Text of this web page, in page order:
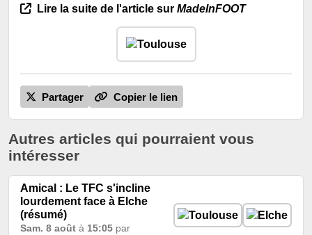
Lire la suite de l'article sur MadeInFOOT
Partager Copier le lien
Autres articles qui pourraient vous
intéresser
Amical : Le TFC s'incline
lourdement face à Elche
(résumé)
Sam. 8 août à 15:05 par